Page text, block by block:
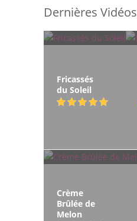
Dernières Vidéos
Fricassés
du Soleil
Crème
Brûlée de
Melon